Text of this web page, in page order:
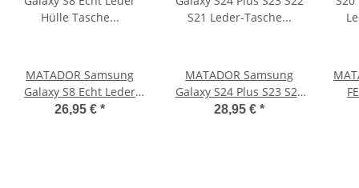
MATADOR Samsung
Galaxy S8 Echt Leder
Hülle Tasche Quer
26,95 € *
MATADOR Samsung
Galaxy S24 Plus S23 S22
S21 Leder-Tasche Braun
28,95 € *